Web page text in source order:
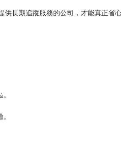
供長期追蹤服務的公司，才能真正省